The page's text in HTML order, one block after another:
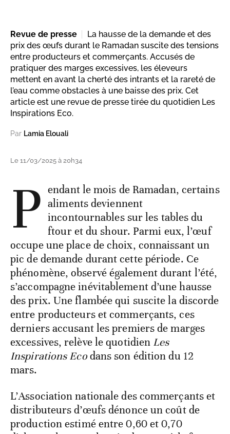
Revue de presse
La hausse de la demande et des
prix des œufs durant le Ramadan suscite des tensions
entre producteurs et commerçants. Accusés de
pratiquer des marges excessives, les éleveurs
mettent en avant la cherté des intrants et la rareté de
l’eau comme obstacles à une baisse des prix. Cet
article est une revue de presse tirée du quotidien Les
Inspirations Eco.
Par Lamia Elouali
Le 11/03/2025 à 20h34
P endant le mois de Ramadan, certains
aliments deviennent
incontournables sur les tables du
ftour et du shour. Parmi eux, l’œuf
occupe une place de choix, connaissant un
pic de demande durant cette période. Ce
phénomène, observé également durant l’été,
s’accompagne inévitablement d’une hausse
des prix. Une flambée qui suscite la discorde
entre producteurs et commerçants, ces
derniers accusant les premiers de marges
excessives, relève le quotidien Les
Inspirations Ecodans son édition du 12
mars.
L’Association nationale des commerçants et
distributeurs d’œufs dénonce un coût de
production estimé entre 0,60 et 0,70